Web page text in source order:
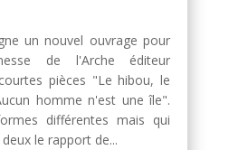
un nouvel ouvrage pour
de l'Arche éditeur
pièces "Le hibou, le
homme n'est une île".
différentes mais qui
le rapport de...